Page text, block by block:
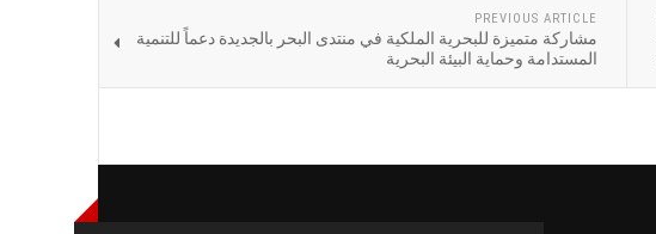
PREVIOUS ARTICLE
مشاركة متميزة للبحرية الملكية في منتدى البحر بالجديدة دعماً للتنمية
المستدامة وحماية البيئة البحرية